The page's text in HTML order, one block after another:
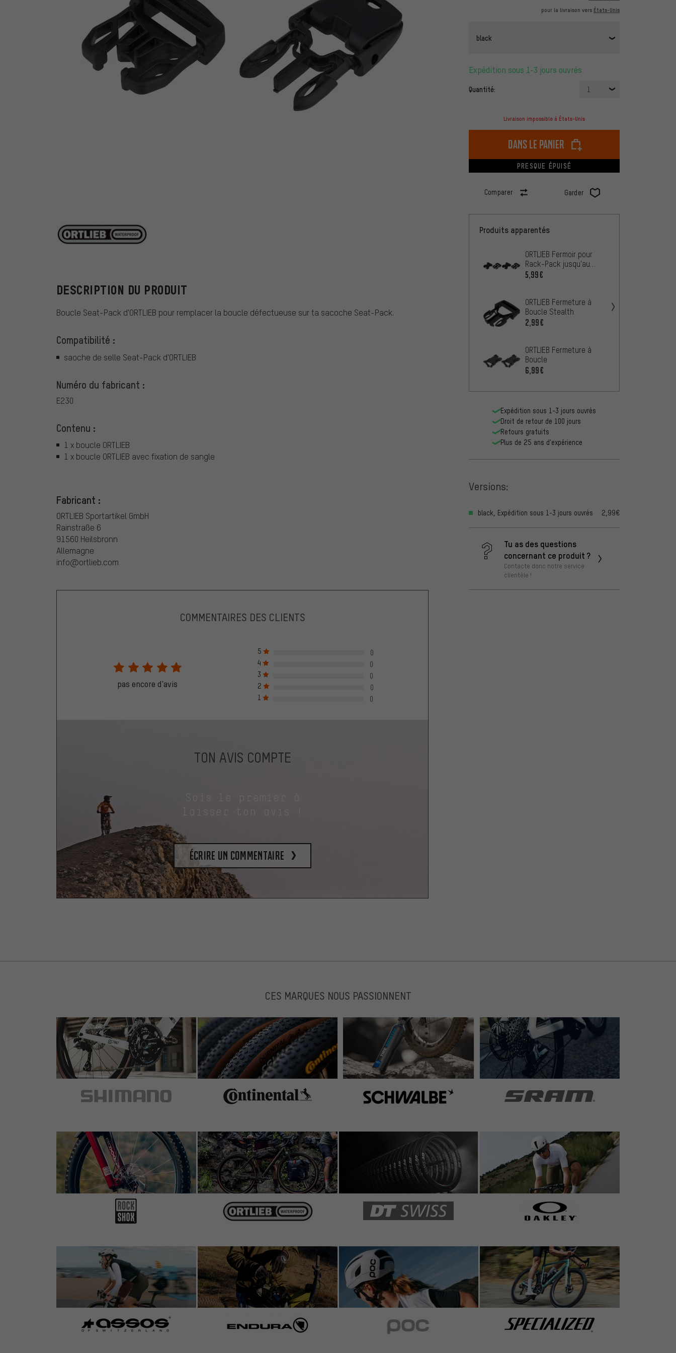
pour la livraison vers États-Unis
black
Expédition sous 1-3 jours ouvrés
Quantité: 1
Livraison impossible à États-Unis
dans le panier
PRESQUE ÉPUISÉ
Comparer Garder
ORTLIEB
DESCRIPTION DU PRODUIT
Boucle Seat-Pack d'ORTLIEB pour remplacer la boucle défectueuse sur ta sacoche Seat-Pack.
Compatibilité :
saoche de selle Seat-Pack d'ORTLIEB
Numéro du fabricant :
E230
Contenu :
1 x boucle ORTLIEB
1 x boucle ORTLIEB avec fixation de sangle
Fabricant :
ORTLIEB Sportartikel GmbH
Rainstraße 6
91560 Heilsbronn
Allemagne
info@ortlieb.com
Produits apparentés
ORTLIEB Fermoir pour
Rack-Pack jusqu'au
Modèle 1998
5,99€
ORTLIEB Fermeture à
Boucle Stealth
2,99€
ORTLIEB Fermeture à
Boucle
6,99€
Expédition sous 1-3 jours ouvrés
Droit de retour de 100 jours
Retours gratuits
Plus de 25 ans d'expérience
Versions:
black, Expédition sous 1-3 jours ouvrés 2,99€
Tu as des questions
concernant ce produit ?
Contacte donc notre service
clientèle !
COMMENTAIRES DES CLIENTS
pas encore d'avis
5
0
4
0
3
0
2
0
1
0
TON AVIS COMPTE
laisser ton avis !
Écrire un commentaire
CES MARQUES NOUS PASSIONNENT